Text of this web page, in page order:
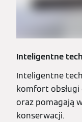
Inteligentne
Inteligentne
komfort
oraz pomagają
konserwacji.